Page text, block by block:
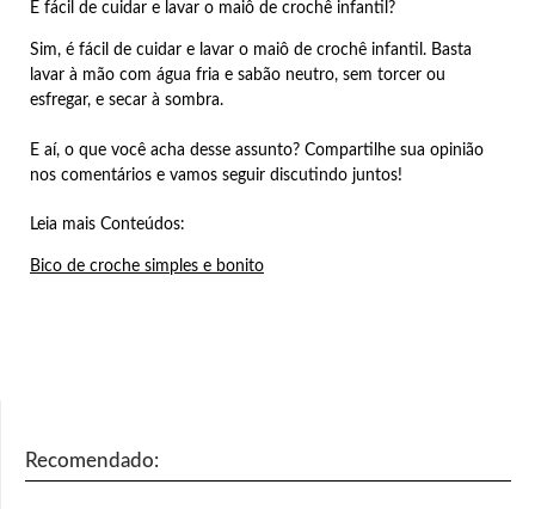
É fácil de cuidar e lavar o maiô de crochê infantil?
Sim, é fácil de cuidar e lavar o maiô de crochê infantil. Basta
lavar à mão com água fria e sabão neutro, sem torcer ou
esfregar, e secar à sombra.
E aí, o que você acha desse assunto? Compartilhe sua opinião
nos comentários e vamos seguir discutindo juntos!
Leia mais Conteúdos:
Bico de croche simples e bonito
Recomendado: